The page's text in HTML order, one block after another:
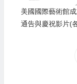
美國國際藝術館
通告與慶祝影片(